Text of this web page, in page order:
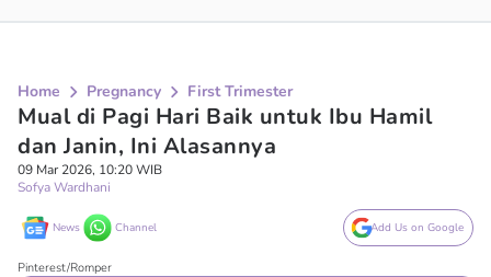
Home Pregnancy First Trimester
Mual di Pagi Hari Baik untuk Ibu Hamil
dan Janin, Ini Alasannya
09 Mar 2026, 10:20 WIB
Sofya Wardhani
News Channel Add Us on Google
Pinterest/Romper